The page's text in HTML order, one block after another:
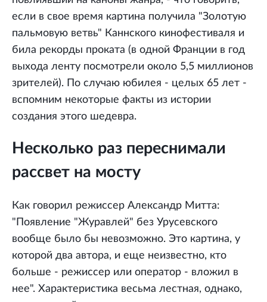
если в свое время картина получила "Золотую
пальмовую ветвь" Каннского кинофестиваля и
била рекорды проката (в одной Франции в год
выхода ленту посмотрели около 5,5 миллионов
зрителей). По случаю юбилея - целых 65 лет -
вспомним некоторые факты из истории
создания этого шедевра.
Несколько раз переснимали
рассвет на мосту
Как говорил режиссер Александр Митта:
"Появление "Журавлей" без Урусевского
вообще было бы невозможно. Это картина, у
которой два автора, и еще неизвестно, кто
больше - режиссер или оператор - вложил в
нее". Характеристика весьма лестная, однако,